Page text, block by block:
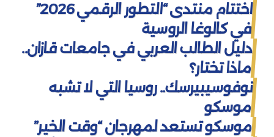
اختتام منتدى “التطور الرقمي 2026”
في كالوغا الروسية
دليل الطالب العربي في جامعات قازان..
ماذا تختار؟
نوفوسيبيرسك.. روسيا التي لا تشبه
موسكو
موسكو تستعد لمهرجان “وقت الخير”